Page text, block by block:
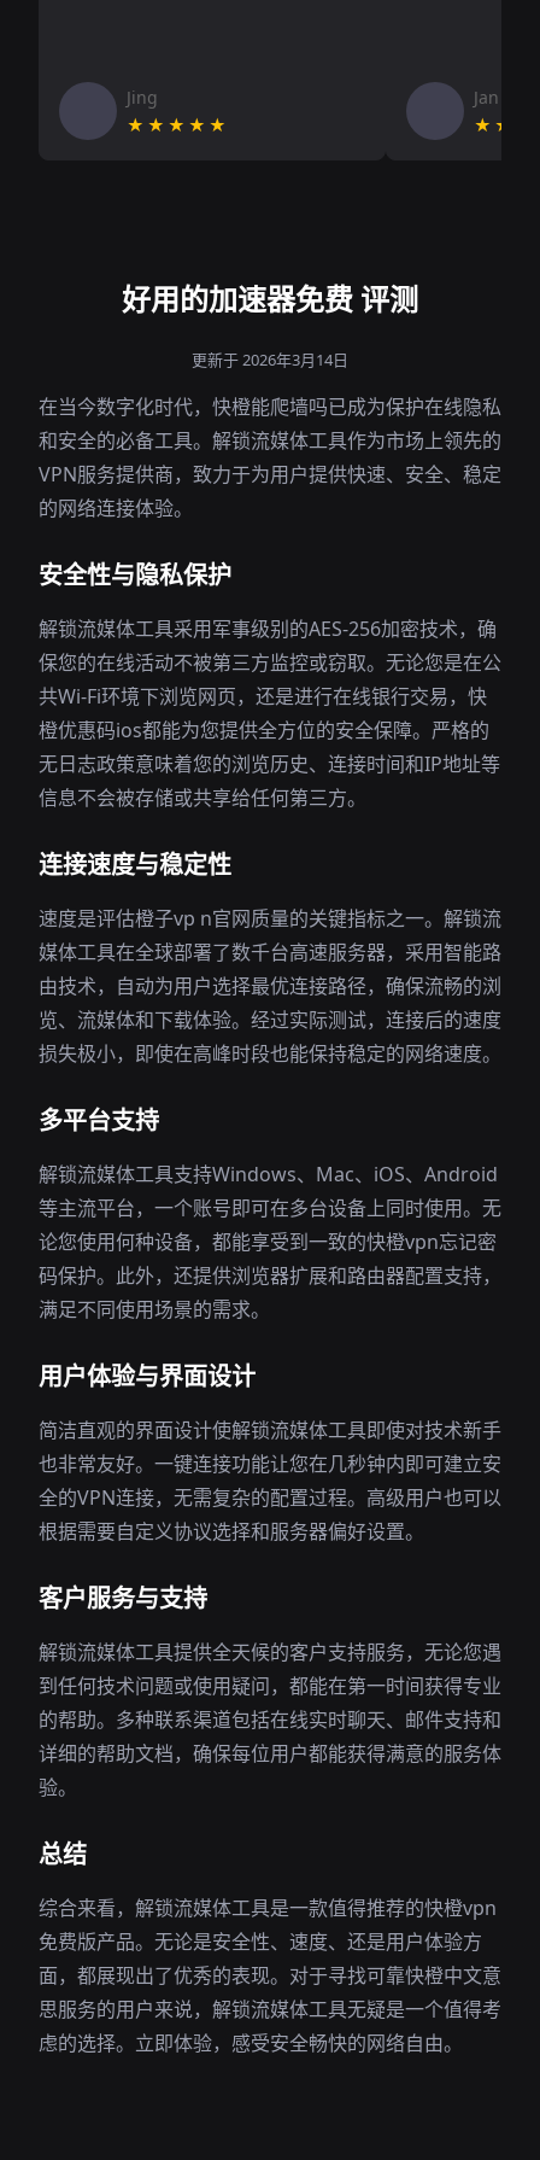
Jing
★★★★★
Jan V
好用的加速器免费 评测
更新于 2026年3月14日
在当今数字化时代，快橙能爬墙吗已成为保护在线隐私
和安全的必备工具。解锁流媒体工具作为市场上领先的
VPN服务提供商，致力于为用户提供快速、安全、稳定
的网络连接体验。
安全性与隐私保护
解锁流媒体工具采用军事级别的AES-256加密技术，确
保您的在线活动不被第三方监控或窃取。无论您是在公
共Wi-Fi环境下浏览网页，还是进行在线银行交易，快
橙优惠码ios都能为您提供全方位的安全保障。严格的
无日志政策意味着您的浏览历史、连接时间和IP地址等
信息不会被存储或共享给任何第三方。
连接速度与稳定性
速度是评估橙子vp n官网质量的关键指标之一。解锁流
媒体工具在全球部署了数千台高速服务器，采用智能路
由技术，自动为用户选择最优连接路径，确保流畅的浏
览、流媒体和下载体验。经过实际测试，连接后的速度
损失极小，即使在高峰时段也能保持稳定的网络速度。
多平台支持
解锁流媒体工具支持Windows、Mac、iOS、Android
等主流平台，一个账号即可在多台设备上同时使用。无
论您使用何种设备，都能享受到一致的快橙vpn忘记密
码保护。此外，还提供浏览器扩展和路由器配置支持，
满足不同使用场景的需求。
用户体验与界面设计
简洁直观的界面设计使解锁流媒体工具即使对技术新手
也非常友好。一键连接功能让您在几秒钟内即可建立安
全的VPN连接，无需复杂的配置过程。高级用户也可以
根据需要自定义协议选择和服务器偏好设置。
客户服务与支持
解锁流媒体工具提供全天候的客户支持服务，无论您遇
到任何技术问题或使用疑问，都能在第一时间获得专业
的帮助。多种联系渠道包括在线实时聊天、邮件支持和
详细的帮助文档，确保每位用户都能获得满意的服务体
验。
总结
综合来看，解锁流媒体工具是一款值得推荐的快橙vpn
免费版产品。无论是安全性、速度、还是用户体验方
面，都展现出了优秀的表现。对于寻找可靠快橙中文意
思服务的用户来说，解锁流媒体工具无疑是一个值得考
虑的选择。立即体验，感受安全畅快的网络自由。